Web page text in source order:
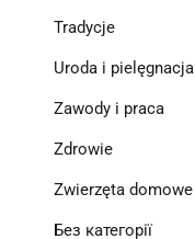
Tradycje
Uroda i pielęgnacja
Zawody i praca
Zdrowie
Zwierzęta domowe
Без категорії